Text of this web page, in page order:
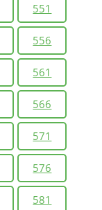
551
556
561
566
571
576
581